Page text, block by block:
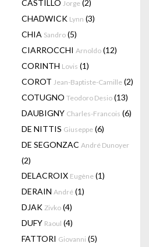
CASTILLO Jorge (2)
CHADWICK Lynn (3)
CHIA Sandro (5)
CIARROCCHI Arnoldo (12)
CORINTH Lovis (1)
COROT Jean-Baptiste-Camille (2)
COTUGNO Teodoro Desio (13)
DAUBIGNY Charles-Francois (6)
DE NITTIS Giuseppe (6)
DE SEGONZAC André Dunoyer
(2)
DELACROIX Eugène (1)
DERAIN André (1)
DJAK Zivko (4)
DUFY Raoul (4)
FATTORI Giovanni (5)